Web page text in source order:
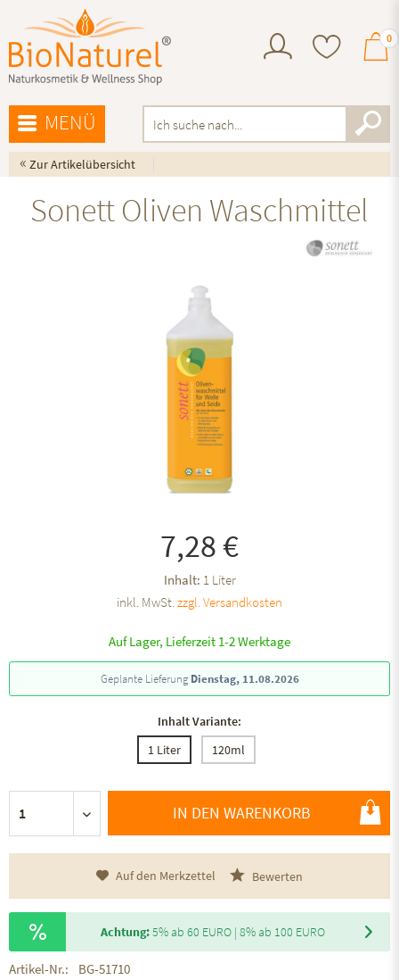
0
MENÜ
« Zur Artikelübersicht
Sonett Oliven Waschmittel
7,28 €
Inhalt: 1 Liter
inkl. MwSt.zzgl. Versandkosten
Auf Lager, Lieferzeit 1-2 Werktage
Geplante Lieferung Dienstag, 11.08.2026
Inhalt Variante:
1 Liter
120ml
IN DEN WARENKORB
Auf den Merkzettel Bewerten
Achtung:5% ab 60 EURO | 8% ab 100 EURO
Artikel-Nr.:
BG-51710